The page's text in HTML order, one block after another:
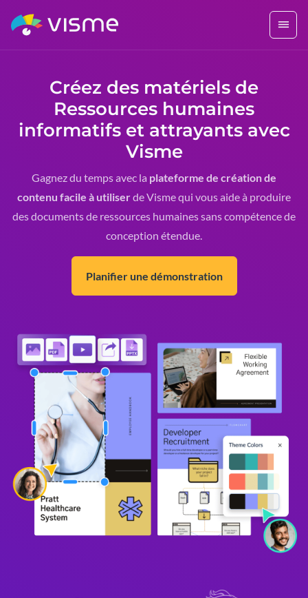
Créez des matériels de
Ressources humaines
informatifs et attrayants avec
Visme
Gagnez du temps avec la plateforme de création de
contenu facile à utiliserde Visme qui vous aide à produire
des documents de ressources humaines sans compétence de
conception étendue.
Planifier une démonstration